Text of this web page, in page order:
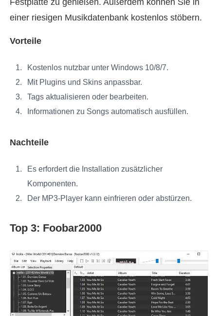
einer riesigen Musikdatenbank kostenlos stöbern.
Vorteile
Kostenlos nutzbar unter Windows 10/8/7.
Mit Plugins und Skins anpassbar.
Tags aktualisieren oder bearbeiten.
Informationen zu Songs automatisch ausfüllen.
Nachteile
Es erfordert die Installation zusätzlicher
Komponenten.
Der MP3-Player kann einfrieren oder abstürzen.
Top 3: Foobar2000